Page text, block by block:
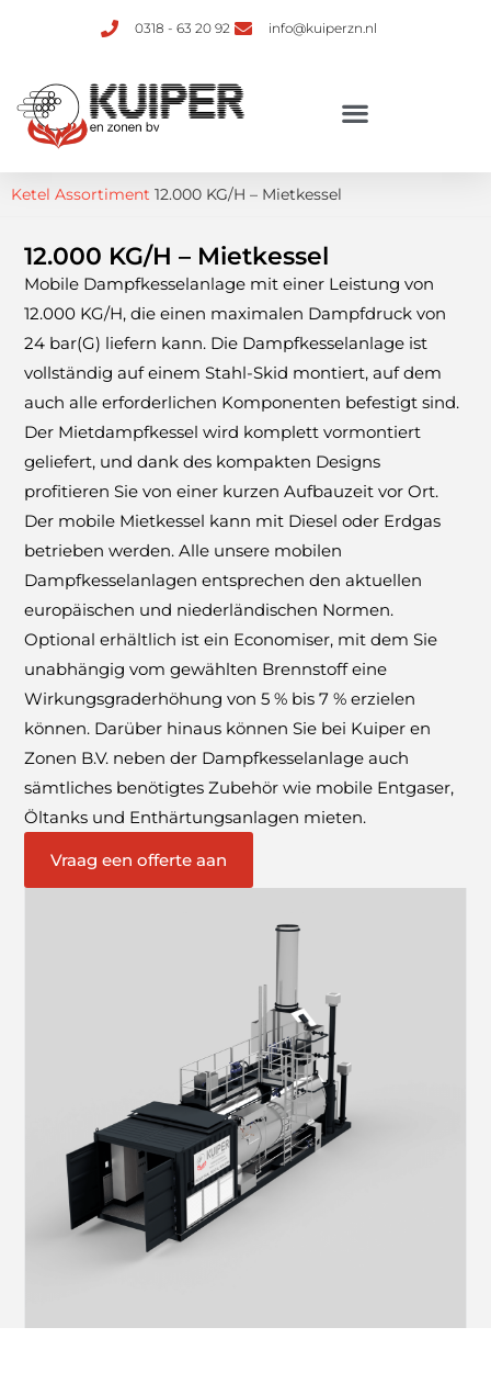
0318 - 63 20 92 info@kuiperzn.nl
Ketel Assortiment 12.000 KG/H – Mietkessel
12.000 KG/H – Mietkessel
Mobile Dampfkesselanlage mit einer Leistung von
12.000 KG/H, die einen maximalen Dampfdruck von
24 bar(G) liefern kann. Die Dampfkesselanlage ist
vollständig auf einem Stahl-Skid montiert, auf dem
auch alle erforderlichen Komponenten befestigt sind.
Der Mietdampfkessel wird komplett vormontiert
geliefert, und dank des kompakten Designs
profitieren Sie von einer kurzen Aufbauzeit vor Ort.
Der mobile Mietkessel kann mit Diesel oder Erdgas
betrieben werden. Alle unsere mobilen
Dampfkesselanlagen entsprechen den aktuellen
europäischen und niederländischen Normen.
Optional erhältlich ist ein Economiser, mit dem Sie
unabhängig vom gewählten Brennstoff eine
Wirkungsgraderhöhung von 5 % bis 7 % erzielen
können. Darüber hinaus können Sie bei Kuiper en
Zonen B.V. neben der Dampfkesselanlage auch
sämtliches benötigtes Zubehör wie mobile Entgaser,
Öltanks und Enthärtungsanlagen mieten.
Vraag een offerte aan